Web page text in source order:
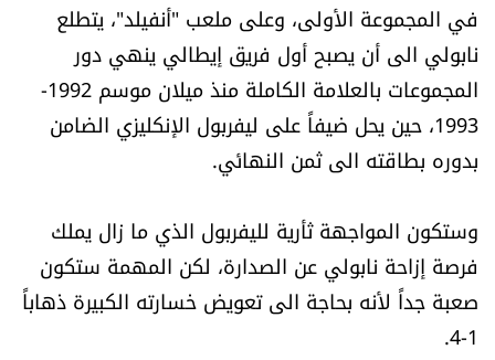
اقتصاد
العالم
الصحافة الإسرائيلية
فصل من كتاب
اقرأ تضحك
في المجموعة الأولى، وعلى ملعب "أنفيلد"، يتطلع
نابولي الى أن يصبح أول فريق إيطالي ينهي دور
المجموعات بالعلامة الكاملة منذ ميلان موسم 1992-
1993، حين يحل ضيفاً على ليفربول الإنكليزي الضامن
بدوره بطاقته الى ثمن النهائي.
وستكون المواجهة ثأرية لليفربول الذي ما زال يملك
فرصة إزاحة نابولي عن الصدارة، لكن المهمة ستكون
صعبة جداً لأنه بحاجة الى تعويض خسارته الكبيرة ذهاباً
1-4.